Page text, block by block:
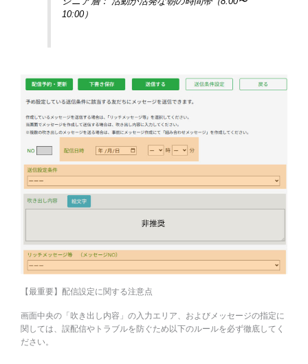
10:00）
【最重要】配信設定に関する注意点
画面中央の「吹き出し内容」の入力エリア、およびメッセージの指定に
関しては、誤配信やトラブルを防ぐため以下のルールを必ず徹底してく
ださい。